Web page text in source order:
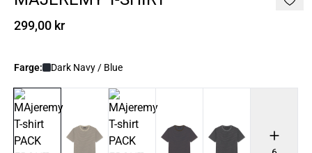
299,00 kr
Farge: Dark Navy / Blue